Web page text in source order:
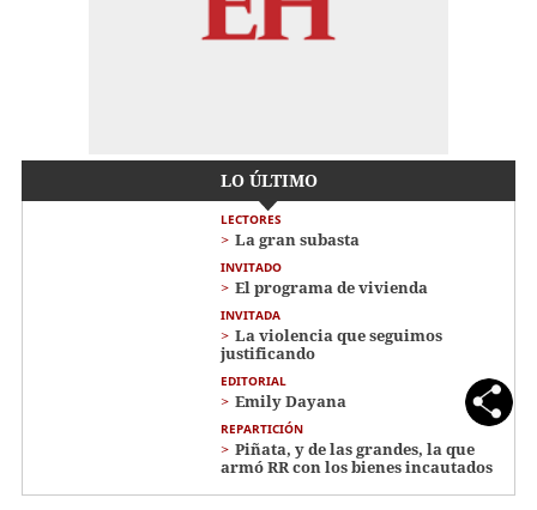
LO ÚLTIMO
LECTORES
La gran subasta
INVITADO
El programa de vivienda
INVITADA
La violencia que seguimos
justificando
EDITORIAL
Emily Dayana
REPARTICIÓN
Piñata, y de las grandes, la que
armó RR con los bienes incautados